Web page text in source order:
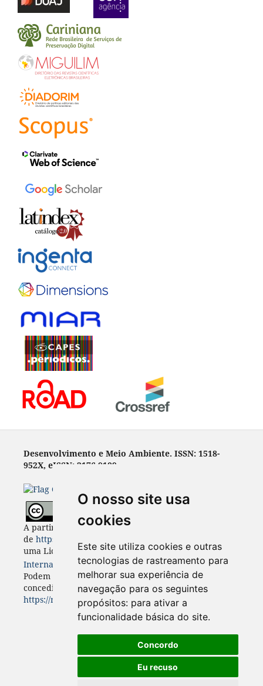
O nosso site usa
cookies
Este site utiliza cookies e outras
tecnologias de rastreamento para
melhorar sua experiência de
navegação para os seguintes
propósitos: para ativar a
funcionalidade básica do site.
Concordo
Eu recuso
Desenvolvimento e Meio Ambiente. ISSN: 1518-
952X, eISSN: 2176-9109
A partir de 2023, Desenvolvimento e Meio Ambiente
de https://revistas.ufpr.br/made
uma Licença
Creative Commons - Atribuição 4.0
Internacional
. CC BY 4.0
Podem estar disponíveis autorizações adicionais às
concedidas no âmbito desta licença em
https://revistas.ufpr.br/made/about.